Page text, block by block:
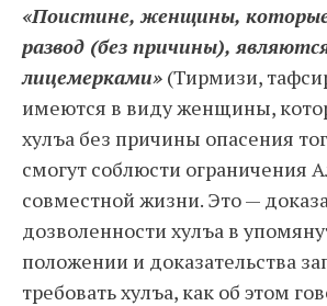
«Поистине, женщины,
развод (без причины),
лицемерками» (Тирмизи,
имеются в виду женщины,
хулъа без причины опасения
смогут соблюсти ограничения
совместной жизни. Это —
дозволенности хулъа в
положении и доказательства
требовать хулъа, как об этом